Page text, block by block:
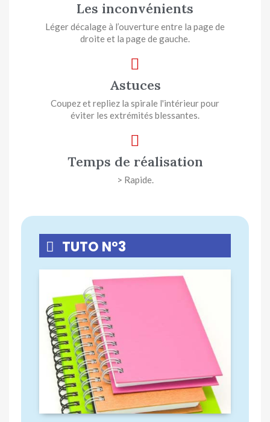
Les inconvénients
Léger décalage à l’ouverture entre la page de
droite et la page de gauche.
Astuces
Coupez et repliez la spirale l'intérieur pour
éviter les extrémités blessantes.
Temps de réalisation
> Rapide.
TUTO N°3